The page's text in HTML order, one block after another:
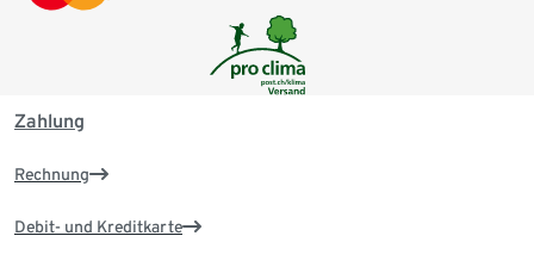
Zahlung
Rechnung
Debit- und Kreditkarte